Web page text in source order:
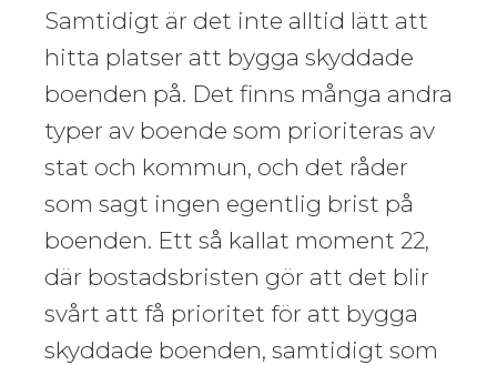
Samtidigt är det inte alltid lätt att
hitta platser att bygga skyddade
boenden på. Det finns många andra
typer av boende som prioriteras av
stat och kommun, och det råder
som sagt ingen egentlig brist på
boenden. Ett så kallat moment 22,
där bostadsbristen gör att det blir
svårt att få prioritet för att bygga
skyddade boenden, samtidigt som